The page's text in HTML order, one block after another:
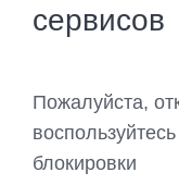
сервисов
Пожалуйста,
блокировки